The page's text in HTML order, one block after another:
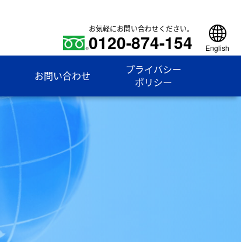
お気軽にお問い合わせください。
0120-874-154 English
お問い合わせ
プライバシー
ポリシー